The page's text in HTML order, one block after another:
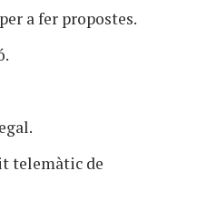
a fer propostes.
telemàtic de